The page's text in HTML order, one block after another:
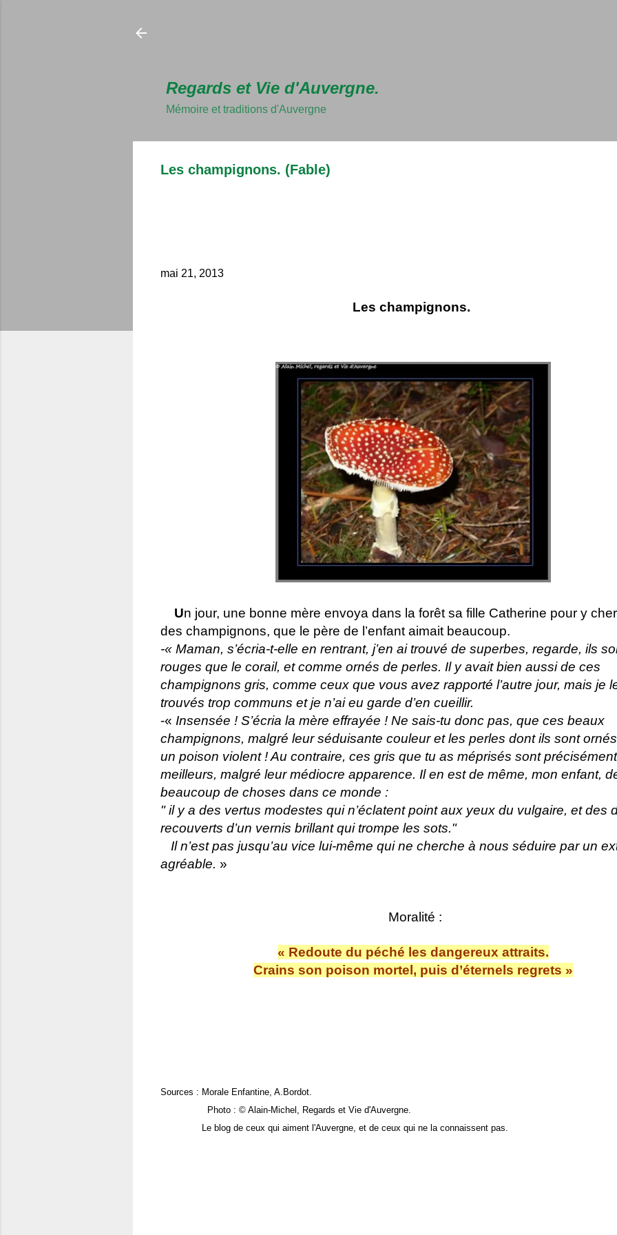
Regards et Vie d'Auvergne.
Mémoire et traditions d'Auvergne
Les champignons. (Fable)
mai 21, 2013
Les champignons.
Un jour, une bonne mère envoya dans la forêt sa fille Catherine pour y
des champignons, que le père de l’enfant aimait beaucoup.
-« Maman, s’écria-t-elle en rentrant, j’en ai trouvé de superbes, regarde, ils
rouges que le corail, et comme ornés de perles. Il y avait bien aussi de ces
champignons gris, comme ceux que vous avez rapporté l’autre jour, mais je
trouvés trop communs et je n’ai eu garde d’en cueillir.
-« Insensée ! S’écria la mère effrayée ! Ne sais-tu donc pas, que ces beaux
champignons, malgré leur séduisante couleur et les perles dont ils sont
un poison violent ! Au contraire, ces gris que tu as méprisés sont
meilleurs, malgré leur médiocre apparence. Il en est de même, mon enfant,
beaucoup de choses dans ce monde :
" il y a des vertus modestes qui n’éclatent point aux yeux du vulgaire, et des
recouverts d’un vernis brillant qui trompe les sots."
Il n’est pas jusqu’au vice lui-même qui ne cherche à nous séduire par un
agréable. »
Moralité :
« Redoute du péché les dangereux attraits.
Crains son poison mortel, puis d’éternels regrets »
Sources : Morale Enfantine, A.Bordot.
Photo : © Alain-Michel, Regards et Vie d'Auvergne.
Le blog de ceux qui aiment l'Auvergne, et de ceux qui ne la connaissent pas.